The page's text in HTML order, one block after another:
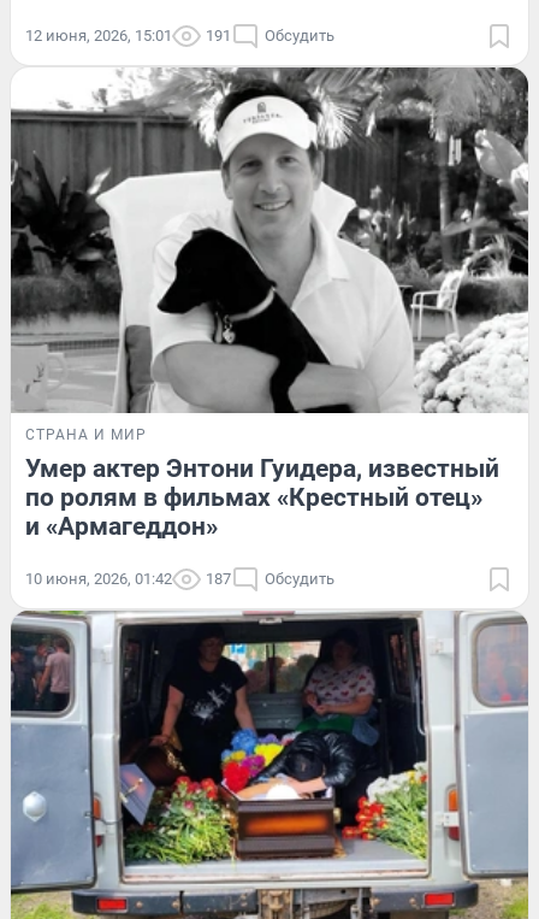
12 июня, 2026, 15:01 191 Обсудить
СТРАНА И МИР
Умер актер Энтони Гуидера, известный
по ролям в фильмах «Крестный отец»
и «Армагеддон»
10 июня, 2026, 01:42 187 Обсудить